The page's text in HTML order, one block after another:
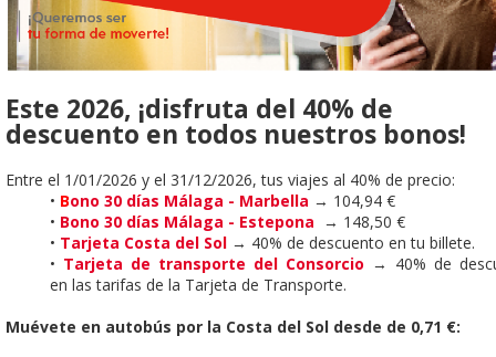
Este 2026, ¡disfruta del 40% de
descuento en todos nuestros bonos!
Entre el 1/01/2026 y el 31/12/2026, tus viajes al 40% de precio:
• Bono 30 días Málaga - Marbella → 104,94 €
• Bono 30 días Málaga - Estepona → 148,50 €
• Tarjeta Costa del Sol → 40% de descuento en tu billete.
• Tarjeta de transporte del Consorcio → 40% de
en las tarifas de la Tarjeta de Transporte.
Muévete en autobús por la Costa del Sol desde de 0,71 €: